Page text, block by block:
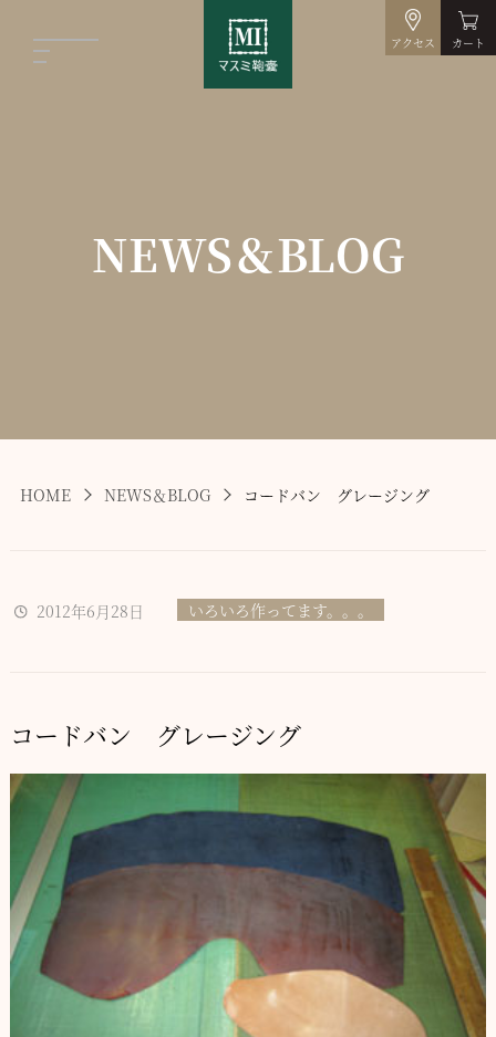
アクセス カート
NEWS＆BLOG
HOME NEWS＆BLOG コードバン グレージング
2012年6月28日 いろいろ作ってます。。。
コードバン グレージング